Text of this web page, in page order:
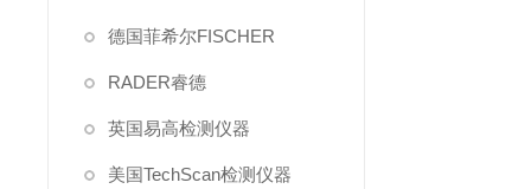
德国菲希尔FISCHER
RADER睿德
英国易高检测仪器
美国TechScan检测仪器